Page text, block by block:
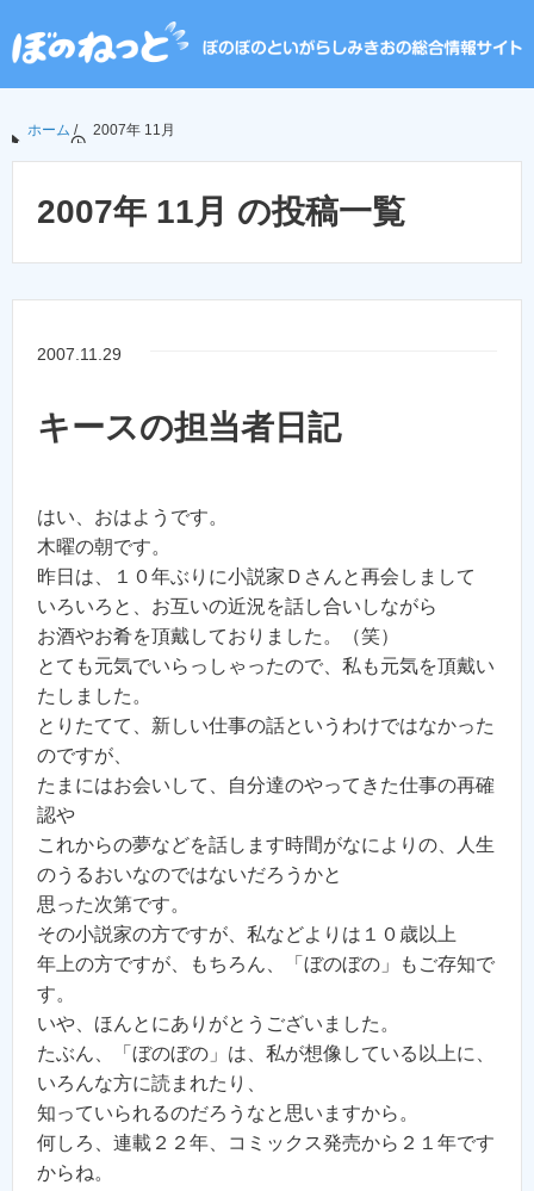
ホーム / 2007年 11月
2007年 11月 の投稿一覧
2007.11.29
キースの担当者日記
はい、おはようです。
木曜の朝です。
昨日は、１０年ぶりに小説家Ｄさんと再会しまして
いろいろと、お互いの近況を話し合いしながら
お酒やお肴を頂戴しておりました。（笑）
とても元気でいらっしゃったので、私も元気を頂戴い
たしました。
とりたてて、新しい仕事の話というわけではなかった
のですが、
たまにはお会いして、自分達のやってきた仕事の再確
認や
これからの夢などを話します時間がなによりの、人生
のうるおいなのではないだろうかと
思った次第です。
その小説家の方ですが、私などよりは１０歳以上
年上の方ですが、もちろん、「ぼのぼの」もご存知で
す。
いや、ほんとにありがとうございました。
たぶん、「ぼのぼの」は、私が想像している以上に、
いろんな方に読まれたり、
知っていられるのだろうなと思いますから。
何しろ、連載２２年、コミックス発売から２１年です
からね。